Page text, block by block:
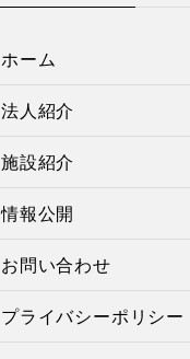
ホーム
法人紹介
施設紹介
情報公開
お問い合わせ
プライバシーポリシー